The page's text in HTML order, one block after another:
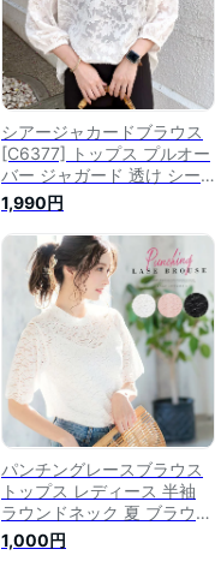
シアージャカードブラウス
[C6377] トップス プルオー
バー ジャガード 透け シー
スルー シャツ トップス フ
ェミニン パフスリーブ クル
ーネック きれいめ 夏 半袖
五分袖 上品 着回し 白 黒 お
でかけ おしゃれ シアー オ
フィス カジュアル 30代 40
代 50代
1,990円
パンチングレースブラウス
トップス レディース 半袖
ラウンドネック 夏 ブラウス
カットソー tシャツ 半袖 五
分袖 おしゃれ ゆったり レ
1,000円